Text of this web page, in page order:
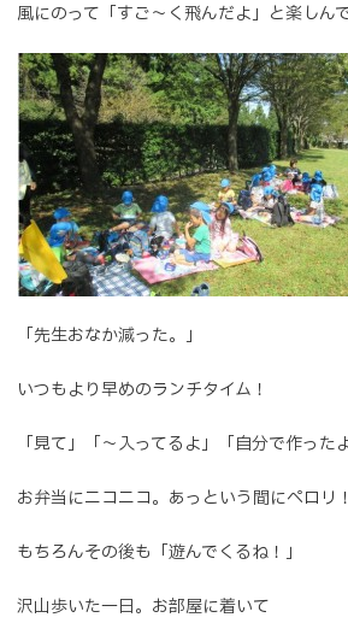
風にのって「すご～く飛んだよ」と楽しん
「先生おなか減った。」
いつもより早めのランチタイム！
「見て」「～入ってるよ」「自分で作ったよ
お弁当にニコニコ。あっという間にペロリ！
もちろんその後も「遊んでくるね！」
沢山歩いた一日。お部屋に着いて